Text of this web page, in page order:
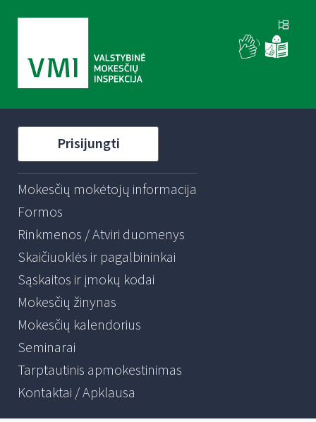
Prisijungti
Mokesčių mokėtojų informacija
Formos
Rinkmenos / Atviri duomenys
Skaičiuoklės ir pagalbininkai
Sąskaitos ir įmokų kodai
Mokesčių žinynas
Mokesčių kalendorius
Seminarai
Tarptautinis apmokestinimas
Kontaktai / Apklausa